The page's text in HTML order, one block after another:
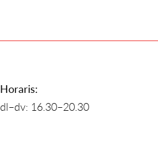
Horaris:
dl–dv: 16.30–20.30